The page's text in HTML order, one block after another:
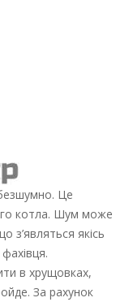
Це
котла. Шум може
з’являться якісь
в хрущовках,
За рахунок